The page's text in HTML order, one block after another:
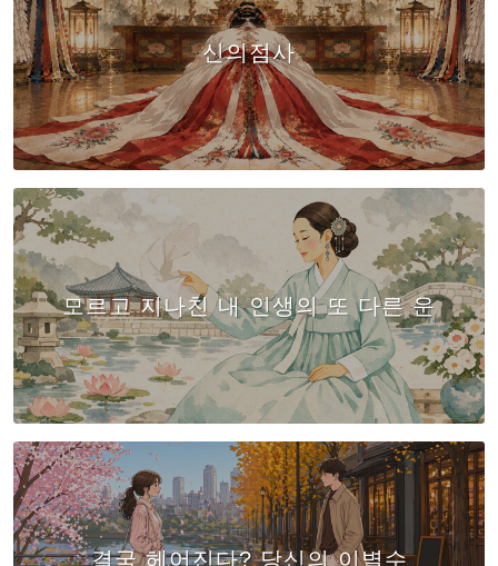
신의점사
모르고 지나친 내 인생의 또 다른 운
결국 헤어진다? 당신의 이별수